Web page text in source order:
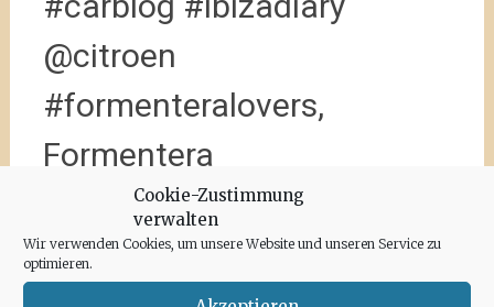
Cookie-Zustimmung
verwalten
Wir verwenden Cookies, um unsere Website und unseren Service zu
optimieren.
@citroen
#formenteralovers,
Formentera
9. November 2018 Anna